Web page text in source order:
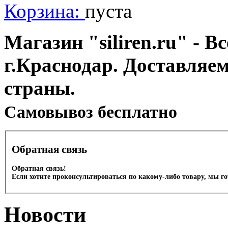
Корзина: пуста
Магазин "siliren.ru" -
г.Краснодар.
страны.
Cамовывоз бесплатно
Обратная связь
Обратная связь!
Если хотите проконсультироваться по какому-либо товару, мы
Новости